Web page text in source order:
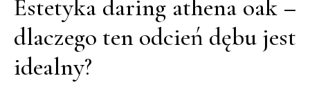
Estetyka daring athena oak –
dlaczego ten odcień dębu jest
idealny?